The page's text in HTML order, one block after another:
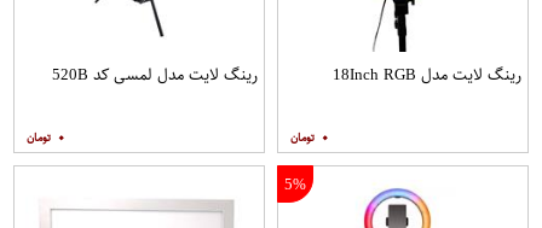
رینگ لایت مدل 18Inch RGB
۰
رینگ لایت مدل لمسی کد 520B
۰
5%